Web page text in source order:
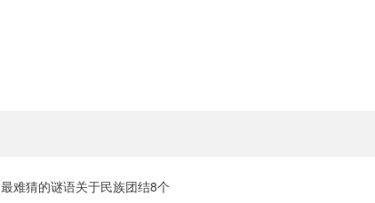
最难猜的谜语关于民族团结8个